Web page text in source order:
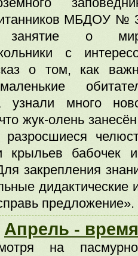
МБДОУ №
занятие о
с
о том, как
узнали много
жук-олень
разросшиеся
крыльев
закрепления
дидактические
предложение».
Апрель -
на